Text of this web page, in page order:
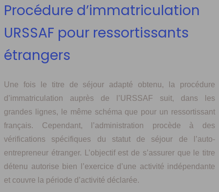
Procédure d’immatriculation
URSSAF pour ressortissants
étrangers
Une fois le titre de séjour adapté obtenu, la procédure
d’immatriculation auprès de l’URSSAF suit, dans les
grandes lignes, le même schéma que pour un ressortissant
français. Cependant, l’administration procède à des
vérifications spécifiques du statut de séjour de l’auto-
entrepreneur étranger. L’objectif est de s’assurer que le titre
détenu autorise bien l’exercice d’une activité indépendante
et couvre la période d’activité déclarée.